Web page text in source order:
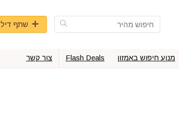
שתף דיל
מנוע חיפוש באמזון Flash Deals צור קשר